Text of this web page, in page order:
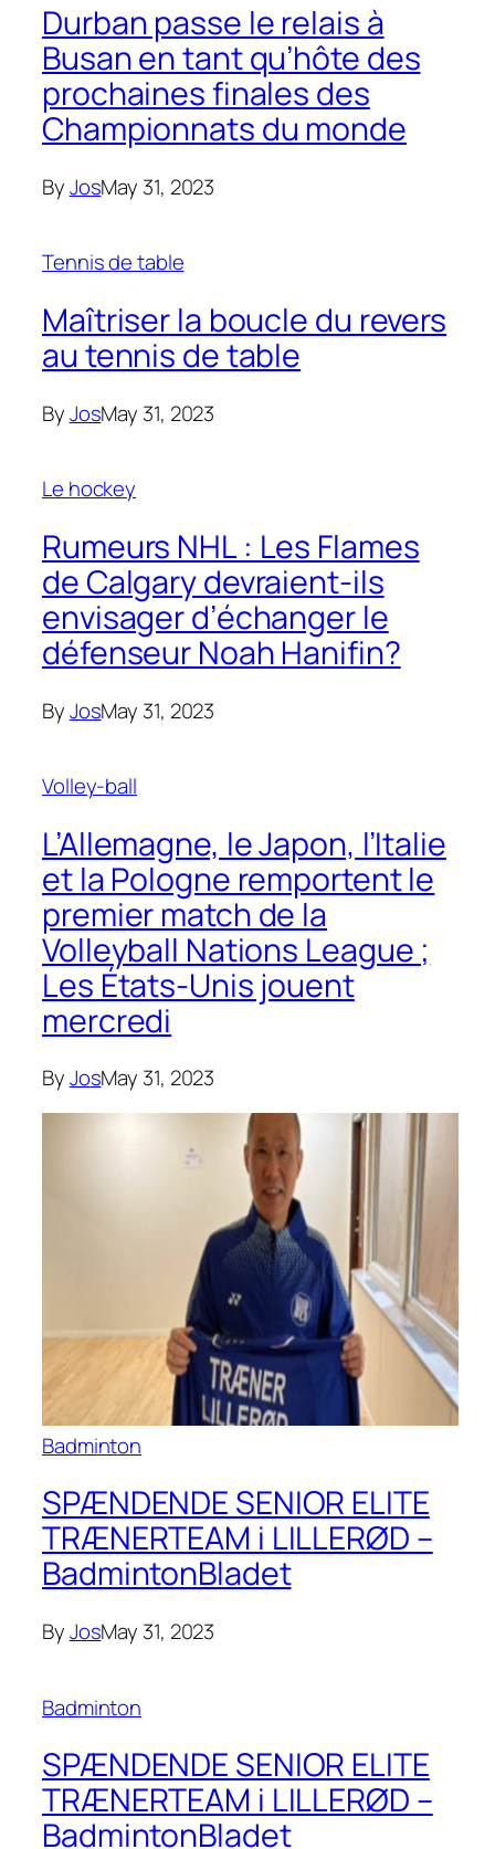
Durban passe le relais à
Busan en tant qu’hôte des
prochaines finales des
Championnats du monde
ByJosMay 31, 2023
Tennis de table
Maîtriser la boucle du revers
au tennis de table
ByJosMay 31, 2023
Le hockey
Rumeurs NHL : Les Flames
de Calgary devraient-ils
envisager d’échanger le
défenseur Noah Hanifin?
ByJosMay 31, 2023
Volley-ball
L’Allemagne, le Japon, l’Italie
et la Pologne remportent le
premier match de la
Volleyball Nations League ;
Les États-Unis jouent
mercredi
ByJosMay 31, 2023
Badminton
SPÆNDENDE SENIOR ELITE
TRÆNERTEAM i LILLERØD –
BadmintonBladet
ByJosMay 31, 2023
Badminton
SPÆNDENDE SENIOR ELITE
TRÆNERTEAM i LILLERØD –
BadmintonBladet